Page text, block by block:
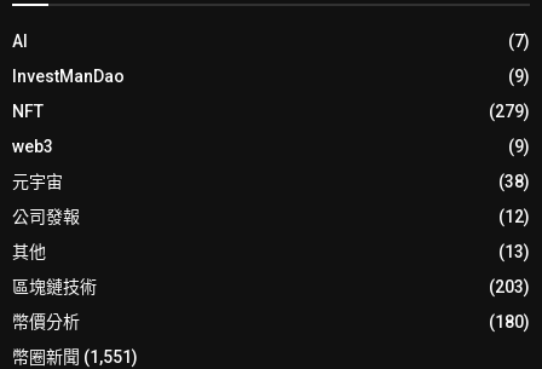
AI
(7)
InvestManDao
(9)
NFT
(279)
web3
(9)
元宇宙
(38)
公司發報
(12)
其他
(13)
區塊鏈技術
(203)
幣價分析
(180)
幣圈新聞 (1,551)